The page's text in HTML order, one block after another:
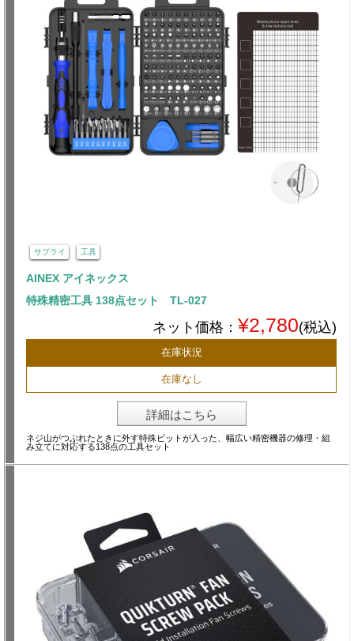
サプライ 工具
AINEX アイネックス
特殊精密工具 138点セット TL-027
ネット価格： ¥2,780(税込)
在庫状況
在庫なし
詳細はこちら
ネジ山がつぶれたときに外す特殊ビットが入った、幅広い精密機器の修理・組
み立てに対応する138点の工具セット